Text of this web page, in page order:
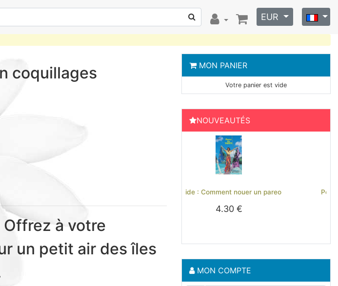
EUR
coquillages
à votre
un petit air des îles
MON PANIER
Votre panier est vide
NOUVEAUTÉS
Polo brodé Hinano Tahiti - Noir
29.00 €
Previous Next
MON COMPTE